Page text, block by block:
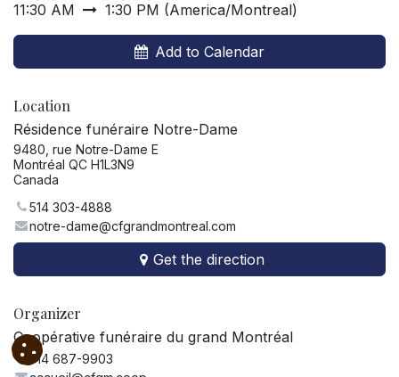
11:30 AM 1:30 PM (America/Montreal)
Add to Calendar
Location
Résidence funéraire Notre-Dame
9480, rue Notre-Dame E
Montréal QC H1L3N9
Canada
514 303-4888
notre-dame@cfgrandmontreal.com
Get the direction
Organizer
Coopérative funéraire du grand Montréal
514 687-9903